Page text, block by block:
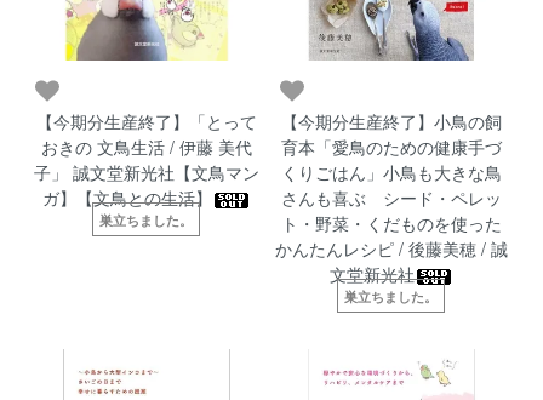
【今期分生産終了】「とって
おきの 文鳥生活 / 伊藤 美代
子」 誠文堂新光社【文鳥マン
ガ】【文鳥との生活】
巣立ちました。
【今期分生産終了】小鳥の飼
育本「愛鳥のための健康手づ
くりごはん」小鳥も大きな鳥
さんも喜ぶ シード・ペレッ
ト・野菜・くだものを使った
かんたんレシピ / 後藤美穂 / 誠
文堂新光社
巣立ちました。